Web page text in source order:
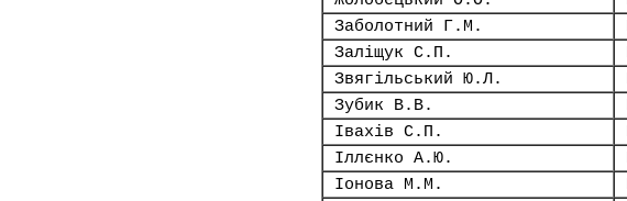
Заболотний Г.М.
Заліщук С.П.
Звягільський Ю.Л.
Зубик В.В.
Івахів С.П.
Іллєнко А.Ю.
Іонова М.М.